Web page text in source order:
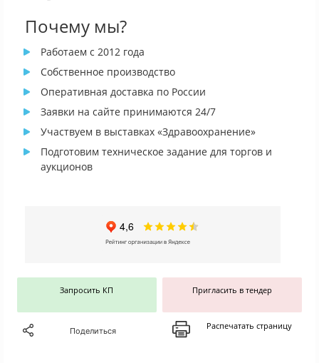
Почему мы?
Работаем с 2012 года
Собственное производство
Оперативная доставка по России
Заявки на сайте принимаются 24/7
Участвуем в выставках «Здравоохранение»
Подготовим техническое задание для торгов и
аукционов
Запросить КП Пригласить в тендер
Поделиться Распечатать страницу